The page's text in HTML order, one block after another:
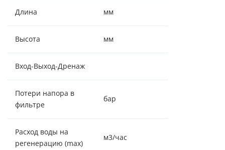
Длина мм
Высота мм
Вход-Выход-Дренаж
Потери напора в
фильтре
бар
Расход воды на
регенерацию (max)
м3/час